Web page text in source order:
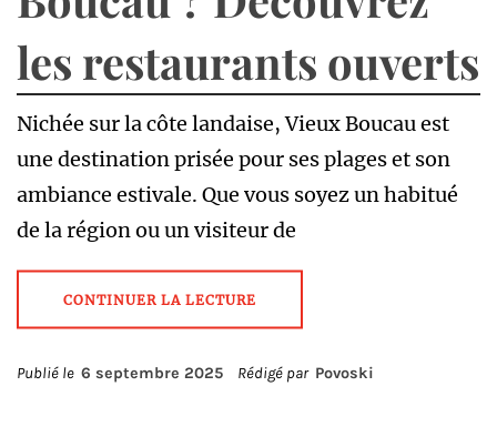
les restaurants ouverts
Nichée sur la côte landaise, Vieux Boucau est
une destination prisée pour ses plages et son
ambiance estivale. Que vous soyez un habitué
de la région ou un visiteur de
CONTINUER LA LECTURE
Publié le 6 septembre 2025 Rédigé par Povoski